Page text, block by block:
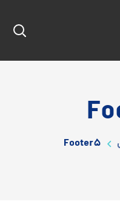
Footer5